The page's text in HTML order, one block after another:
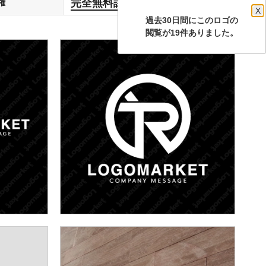
過去30日間にこのロゴの
X
閲覧が19件ありました。